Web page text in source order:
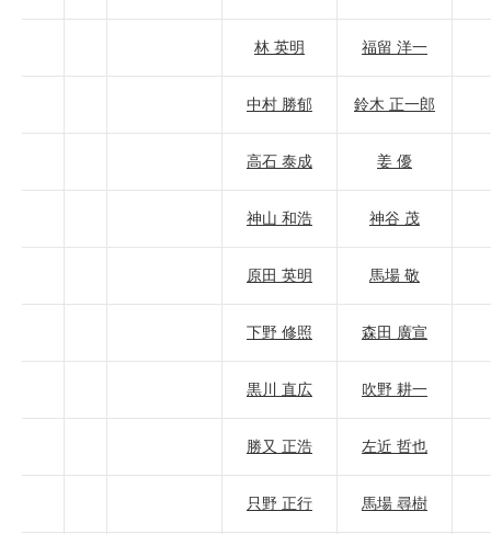
林 英明 福留 洋一
中村 勝郁 鈴木 正一郎
高石 泰成 姜 優
神山 和浩 神谷 茂
原田 英明 馬場 敬
下野 修照 森田 廣宣
黒川 直広 吹野 耕一
勝又 正浩 左近 哲也
只野 正行 馬場 尋樹